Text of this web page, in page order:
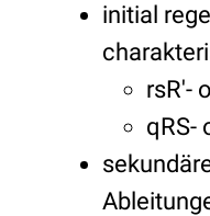
initial
rsR'-
qRS-